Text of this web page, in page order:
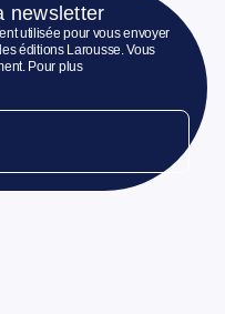
newsletter
utilisée pour vous envoyer
éditions Larousse. Vous
Pour plus